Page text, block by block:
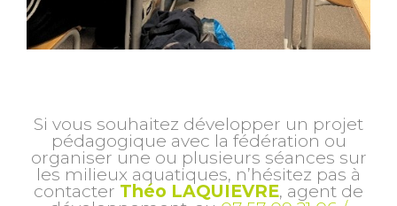
Si vous souhaitez développer un projet
pédagogique avec la fédération ou
organiser une ou plusieurs séances sur
les milieux aquatiques, n’hésitez pas à
contacter Théo LAQUIEVRE, agent de